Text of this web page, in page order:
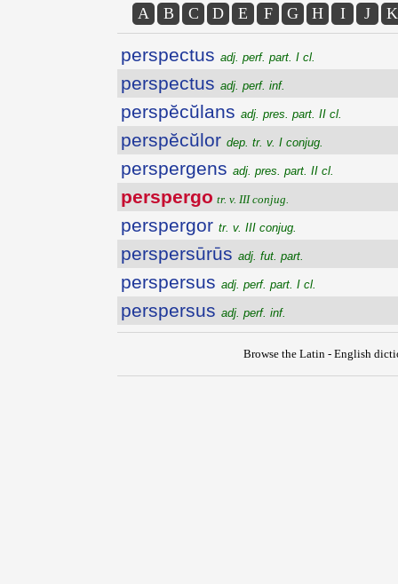
A B C D E F G H I J K
perspectus adj. perf. part. I cl.
perspectus adj. perf. inf.
perspĕcŭlans adj. pres. part. II cl.
perspĕcŭlor dep. tr. v. I conjug.
perspergens adj. pres. part. II cl.
perspergo tr. v. III conjug.
perspergor tr. v. III conjug.
perspersūrūs adj. fut. part.
perspersus adj. perf. part. I cl.
perspersus adj. perf. inf.
Browse the Latin - English